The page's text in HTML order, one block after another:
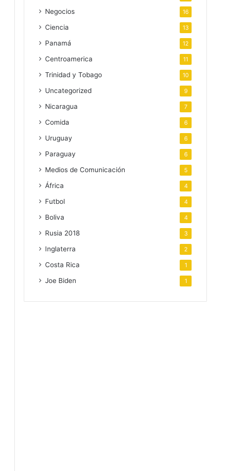
Negocios 16
Ciencia 13
Panamá 12
Centroamerica 11
Trinidad y Tobago 10
Uncategorized 9
Nicaragua 7
Comida 6
Uruguay 6
Paraguay 6
Medios de Comunicación 5
África 4
Futbol 4
Boliva 4
Rusia 2018 3
Inglaterra 2
Costa Rica 1
Joe Biden 1